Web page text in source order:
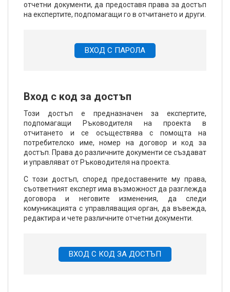
отчетни документи, да предоставя права за достъп
на експертите, подпомагащи го в отчитането и други.
ВХОД С ПАРОЛА
Вход с код за достъп
Този достъп е предназначен за експертите,
подпомагащи Ръководителя на проекта в
отчитането и се осъществява с помощта на
потребителско име, номер на договор и код за
достъп. Права до различните документи се създават
и управляват от Ръководителя на проекта.
С този достъп, според предоставените му права,
съответният експерт има възможност да разглежда
договора и неговите изменения, да следи
комуникацията с управляващия орган, да въвежда,
редактира и чете различните отчетни документи.
ВХОД С КОД ЗА ДОСТЪП